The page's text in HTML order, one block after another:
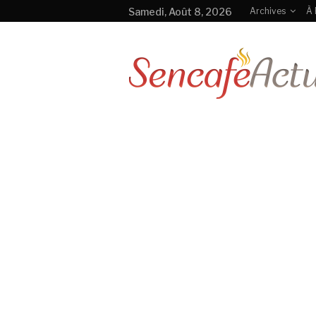
Samedi, Août 8, 2026 Archives À